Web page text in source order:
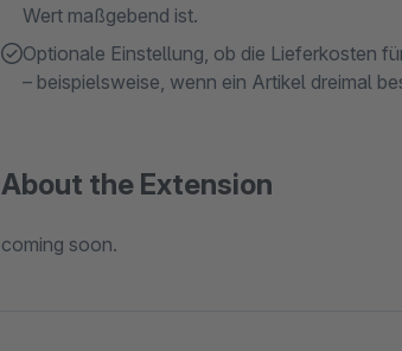
Wert maßgebend ist.
Optionale Einstellung, ob die Lieferkosten
– beispielsweise, wenn ein Artikel dreimal
About the Extension
coming soon.